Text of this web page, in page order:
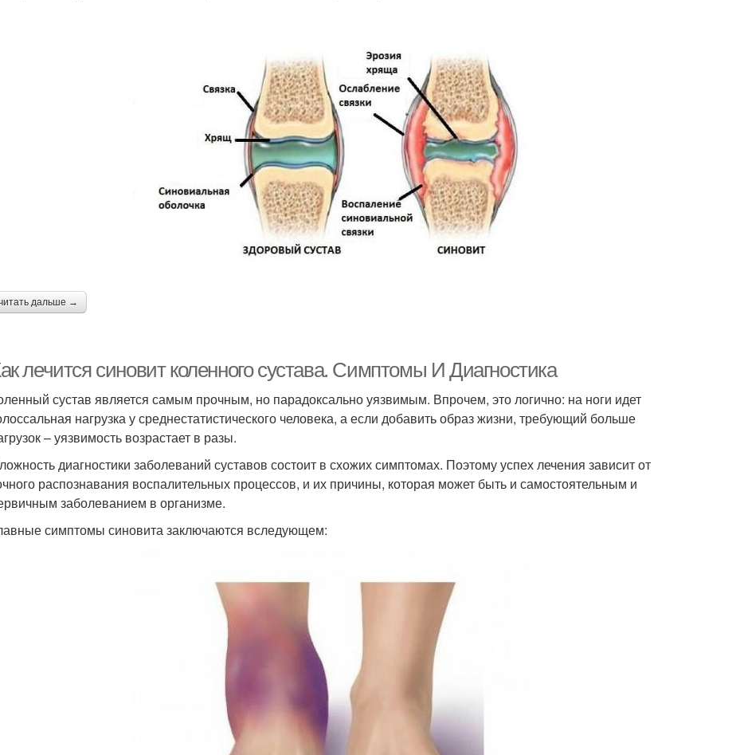
дальше →
лечится синовит коленного сустава. Симптомы И Диагностика
сустав является самым прочным, но парадоксально уязвимым. Впрочем, это логично: на ноги идет
нагрузка у среднестатистического человека, а если добавить образ жизни, требующий больше
– уязвимость возрастает в разы.
диагностики заболеваний суставов состоит в схожих симптомах. Поэтому успех лечения зависит от
распознавания воспалительных процессов, и их причины, которая может быть и самостоятельным и
заболеванием в организме.
симптомы синовита заключаются вследующем: